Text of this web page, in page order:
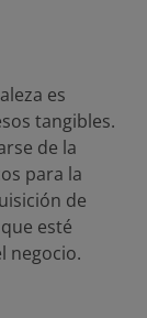
es
tangibles.
de la
para la
de
esté
negocio.